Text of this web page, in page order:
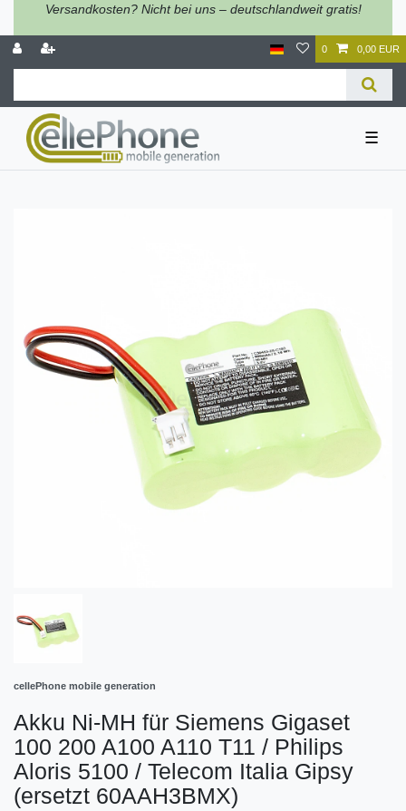
Versandkosten? Nicht bei uns – deutschlandweit gratis!
0 0,00 EUR
☰
cellePhone mobile generation
Akku Ni-MH für Siemens Gigaset
100 200 A100 A110 T11 / Philips
Aloris 5100 / Telecom Italia Gipsy
(ersetzt 60AAH3BMX)